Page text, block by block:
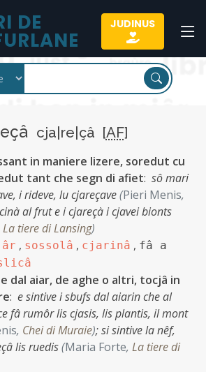
DE JUDINUS
cja|re|çâ [AF]
in maniere lizere, soredut cu
tant che segn di afiet: sô mari
i rideve, lu cjareçave(Pieri Menis,
al frut e i cjareçà i cjavei bionts
La tiere di Lansing)
, sossolâ , cjarinâ , fâ a
dal aiar, de aghe o altri, tocjâ in
: e sintive i sbufs dal aiarin che al
fâ rumôr lis cjasis, lis plantis, il mont
, Chei di Muraie);si sintive la nêf,
lis ruedis(Maria Forte, La tiere di